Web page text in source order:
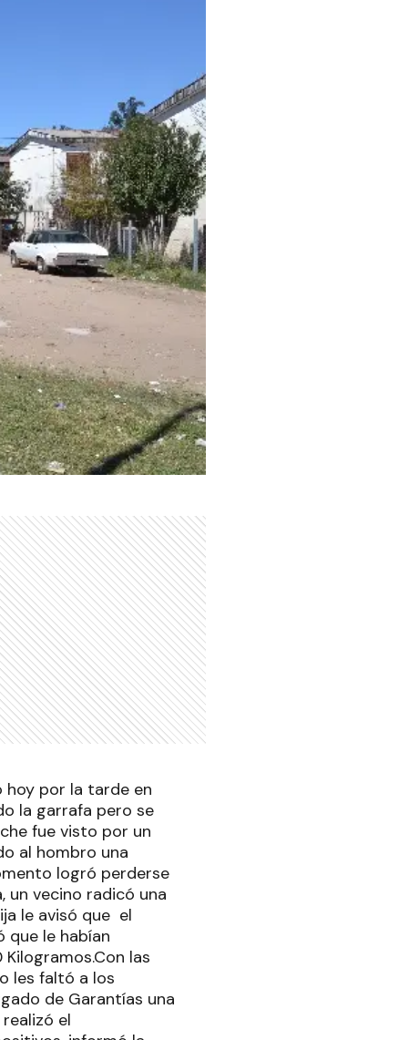
hoy por la tarde en
la garrafa pero se
fue visto por un
al hombro una
logró perderse
un vecino radicó una
le avisó que el
que le habían
las
les faltó a los
de Garantías una
el